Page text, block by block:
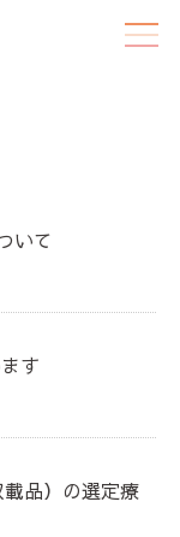
いて
す
品）の選定療